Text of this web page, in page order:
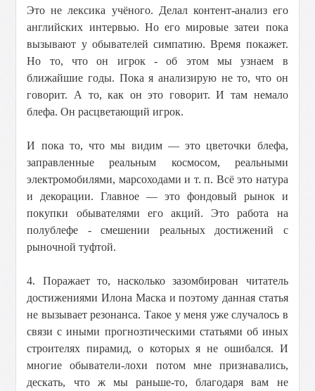
Это не лексика учёного. Делал контент-анализ его
английских интервью. Но его мировые затеи пока
вызывают у обывателей симпатию. Время покажет.
Но то, что он игрок - об этом мы узнаем в
ближайшие годы. Пока я анализирую не то, что он
говорит. А то, как он это говорит. И там немало
блефа. Он расцветающий игрок.
И пока то, что мы видим — это цветочки блефа,
заправленные реальным космосом, реальными
электромобилями, марсоходами и т. п. Всё это натура
и декорации. Главное — это фондовый рынок и
покупки обывателями его акций. Это работа на
полублефе - смешении реальных достижений с
рыночной туфтой.
4. Поражает то, насколько зазомбирован читатель
достижениями Илона Маска и поэтому данная статья
не вызывает резонанса. Такое у меня уже случалось в
связи с иными прогнозтическими статьями об иных
строителях пирамид, о которых я не ошибался. И
многие обыватели-лохи потом мне признавались,
дескать, что ж мы раньше-то, благодаря вам не